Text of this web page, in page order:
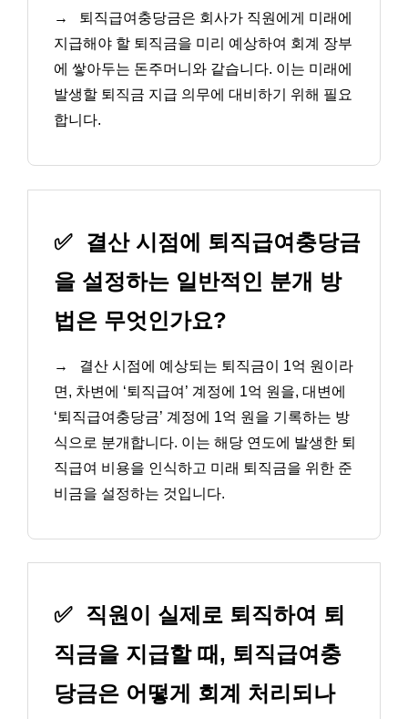
→
퇴직급여충당금은 회사가 직원에게 미래에
지급해야 할 퇴직금을 미리 예상하여 회계 장부
에 쌓아두는 돈주머니와 같습니다. 이는 미래에
발생할 퇴직금 지급 의무에 대비하기 위해 필요
합니다.
✅
결산 시점에 퇴직급여충당금
을 설정하는 일반적인 분개 방
법은 무엇인가요?
→
결산 시점에 예상되는 퇴직금이 1억 원이라
면, 차변에 ‘퇴직급여’ 계정에 1억 원을, 대변에
‘퇴직급여충당금’ 계정에 1억 원을 기록하는 방
식으로 분개합니다. 이는 해당 연도에 발생한 퇴
직급여 비용을 인식하고 미래 퇴직금을 위한 준
비금을 설정하는 것입니다.
✅ 직원이 실제로 퇴직하여 퇴
직금을 지급할 때, 퇴직급여충
당금은 어떻게 회계 처리되나